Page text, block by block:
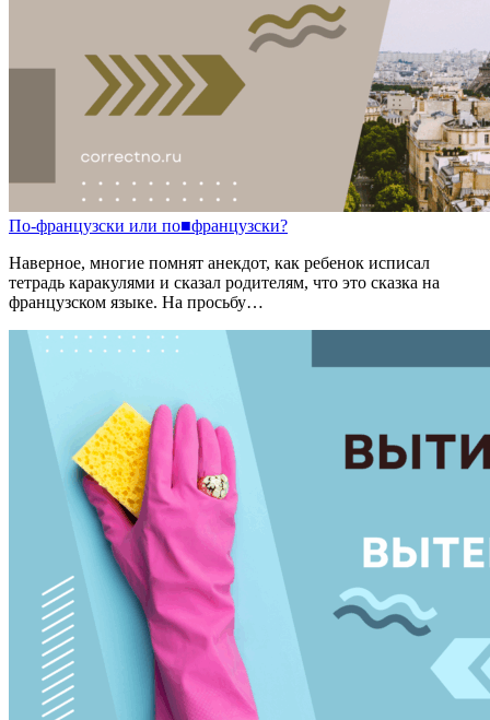
По-французски или по■французски?
Наверное, многие помнят анекдот, как ребенок исписал
тетрадь каракулями и сказал родителям, что это сказка на
французском языке. На просьбу…